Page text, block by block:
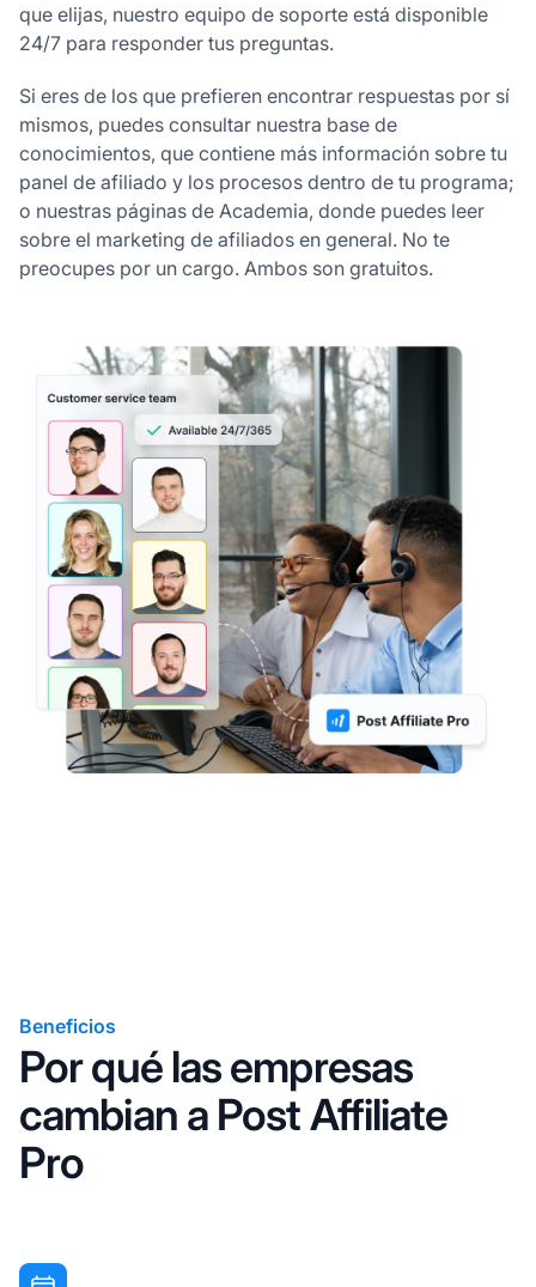
que elijas, nuestro equipo de soporte está disponible
24/7 para responder tus preguntas.
Si eres de los que prefieren encontrar respuestas por sí
mismos, puedes consultar nuestra base de
conocimientos, que contiene más información sobre tu
panel de afiliado y los procesos dentro de tu programa;
o nuestras páginas de Academia, donde puedes leer
sobre el marketing de afiliados en general. No te
preocupes por un cargo. Ambos son gratuitos.
Beneficios
Por qué las empresas
cambian a Post Affiliate
Pro